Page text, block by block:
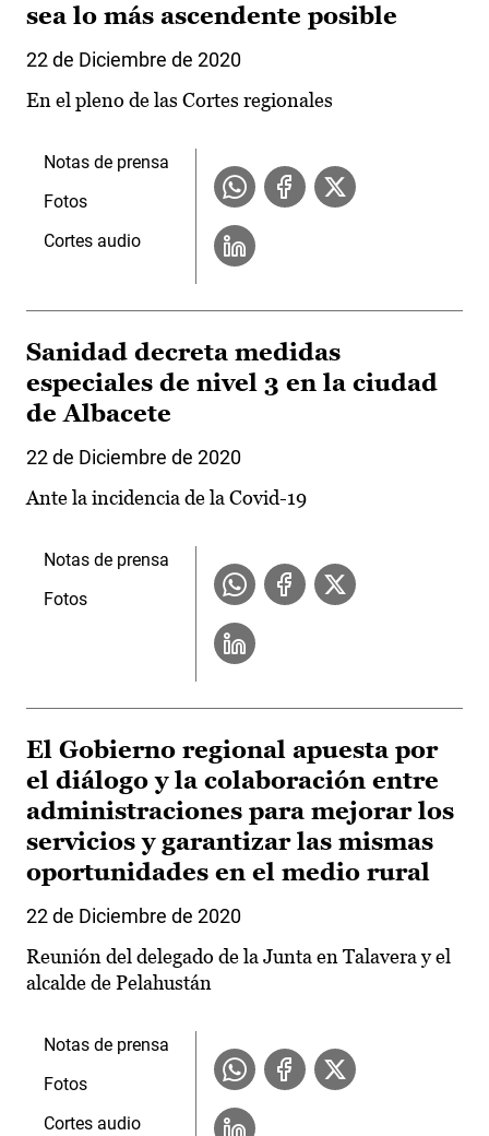
sea lo más ascendente posible
22 de Diciembre de 2020
En el pleno de las Cortes regionales
Notas de prensa
Fotos
Cortes audio
Sanidad decreta medidas
especiales de nivel 3 en la ciudad
de Albacete
22 de Diciembre de 2020
Ante la incidencia de la Covid-19
Notas de prensa
Fotos
El Gobierno regional apuesta por
el diálogo y la colaboración entre
administraciones para mejorar los
servicios y garantizar las mismas
oportunidades en el medio rural
22 de Diciembre de 2020
Reunión del delegado de la Junta en Talavera y el
alcalde de Pelahustán
Notas de prensa
Fotos
Cortes audio